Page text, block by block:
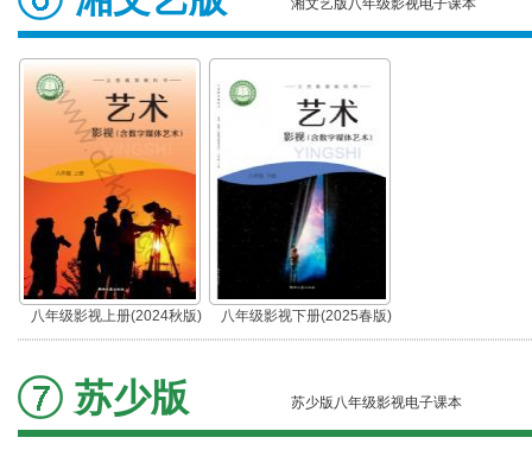
湘文艺版八年级影视电子课本
八年级影视上册(2024秋版) 八年级影视下册(2025春版)
苏少版 苏少版八年级影视电子课本